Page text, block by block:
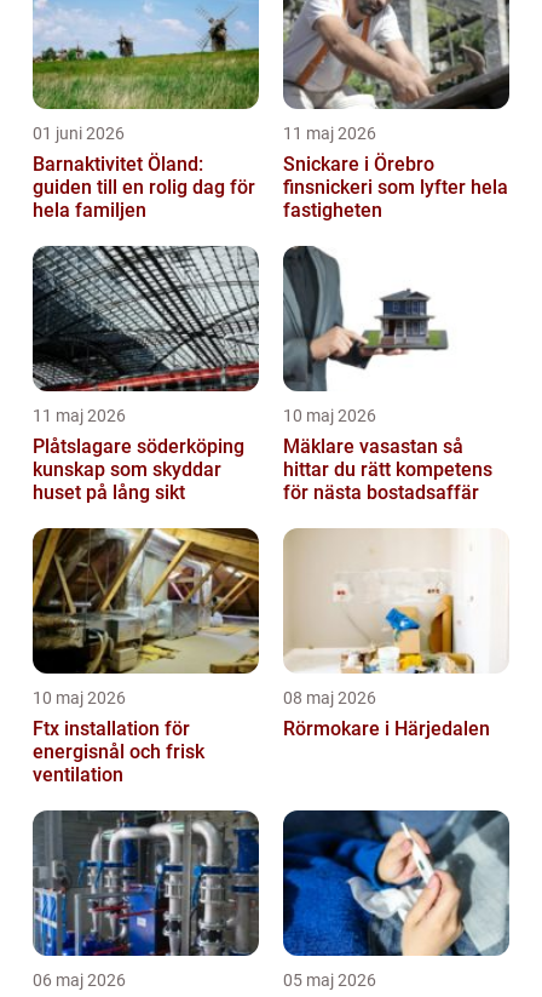
01 juni 2026
Barnaktivitet Öland:
guiden till en rolig dag för
hela familjen
11 maj 2026
Snickare i Örebro
finsnickeri som lyfter hela
fastigheten
11 maj 2026
Plåtslagare söderköping
kunskap som skyddar
huset på lång sikt
10 maj 2026
Mäklare vasastan så
hittar du rätt kompetens
för nästa bostadsaffär
10 maj 2026
Ftx installation för
energisnål och frisk
ventilation
08 maj 2026
Rörmokare i Härjedalen
06 maj 2026 05 maj 2026